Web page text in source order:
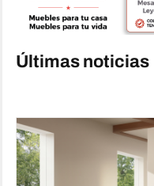
Últimas noticias